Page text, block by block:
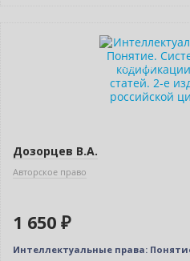
Индивидуальный подход
Дозорцев В.А.
Авторское право
1 650 ₽
Интеллектуальные права: